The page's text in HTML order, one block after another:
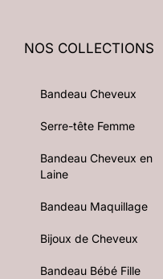
NOS COLLECTIONS
Bandeau Cheveux
Serre-tête Femme
Bandeau Cheveux en
Laine
Bandeau Maquillage
Bijoux de Cheveux
Bandeau Bébé Fille